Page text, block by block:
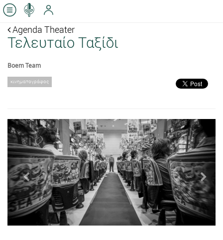
Agenda Theater
Τελευταίο Ταξίδι
Boem Team
κινηματογράφος
Previous Next